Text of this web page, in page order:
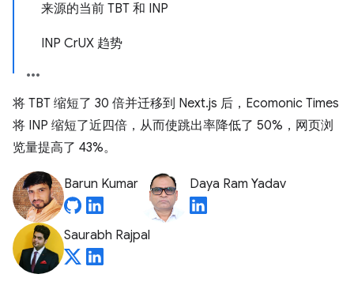
来源的当前 TBT 和 INP
INP CrUX 趋势
将 TBT 缩短了 30 倍并迁移到 Next.js 后，Ecomonic Times
将 INP 缩短了近四倍，从而使跳出率降低了 50%，网页浏
览量提高了 43%。
Barun Kumar Daya Ram Yadav
Saurabh Rajpal